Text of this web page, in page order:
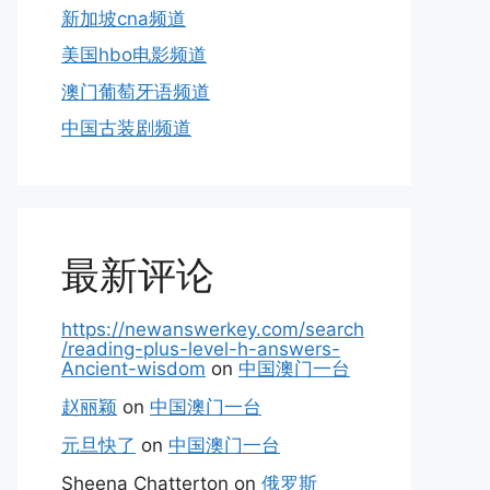
新加坡cna频道
美国hbo电影频道
澳门葡萄牙语频道
中国古装剧频道
最新评论
https://newanswerkey.com/search
/reading-plus-level-h-answers-
Ancient-wisdom on 中国澳门一台
赵丽颖 on 中国澳门一台
元旦快了 on 中国澳门一台
Sheena Chatterton on 俄罗斯